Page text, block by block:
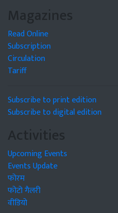
Magazines
Read Online
Subscription
Circulation
Tariff
Subscribe to print edition
Subscribe to digital edition
Activities
Upcoming Events
Events Update
फोरम
फोटो गैलरी
वीडियो